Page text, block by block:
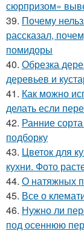
сюрпризом»
39. Почему
рассказал,
помидоры
40. Обрезка
деревьев и
41. Как можно
делать если
42. Ранние
подборку
43. Цветок для
кухни. Фото
44. О натяжных
45. Все о
46. Нужно ли
под осеннюю